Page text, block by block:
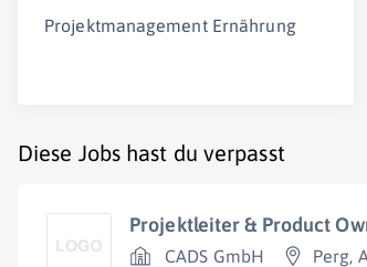
Projektmanagement Ernährung
Diese Jobs hast du verpasst
Projektleiter & Product
CADS GmbH Perg,